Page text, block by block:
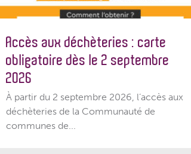
Accès aux déchèteries : carte
obligatoire dès le 2 septembre
2026
À partir du 2 septembre 2026, l’accès aux
déchèteries de la Communauté de
communes de...